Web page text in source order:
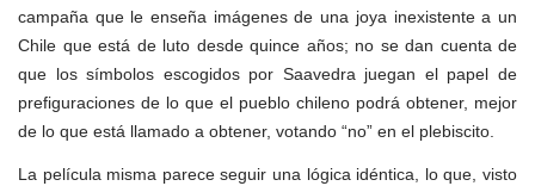
campaña que le enseña imágenes de una joya inexistente a un
Chile que está de luto desde quince años; no se dan cuenta de
que los símbolos escogidos por Saavedra juegan el papel de
prefiguraciones de lo que el pueblo chileno podrá obtener, mejor
de lo que está llamado a obtener, votando “no” en el plebiscito.
La película misma parece seguir una lógica idéntica, lo que, visto